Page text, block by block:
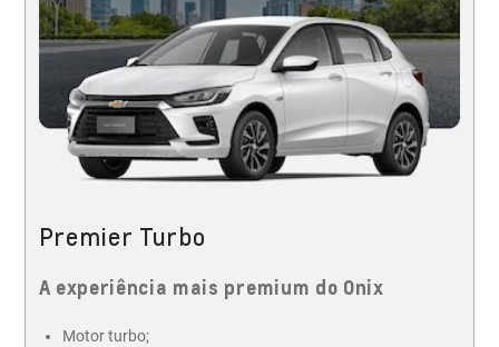
Premier Turbo
A experiência mais premium do Onix
Motor turbo;